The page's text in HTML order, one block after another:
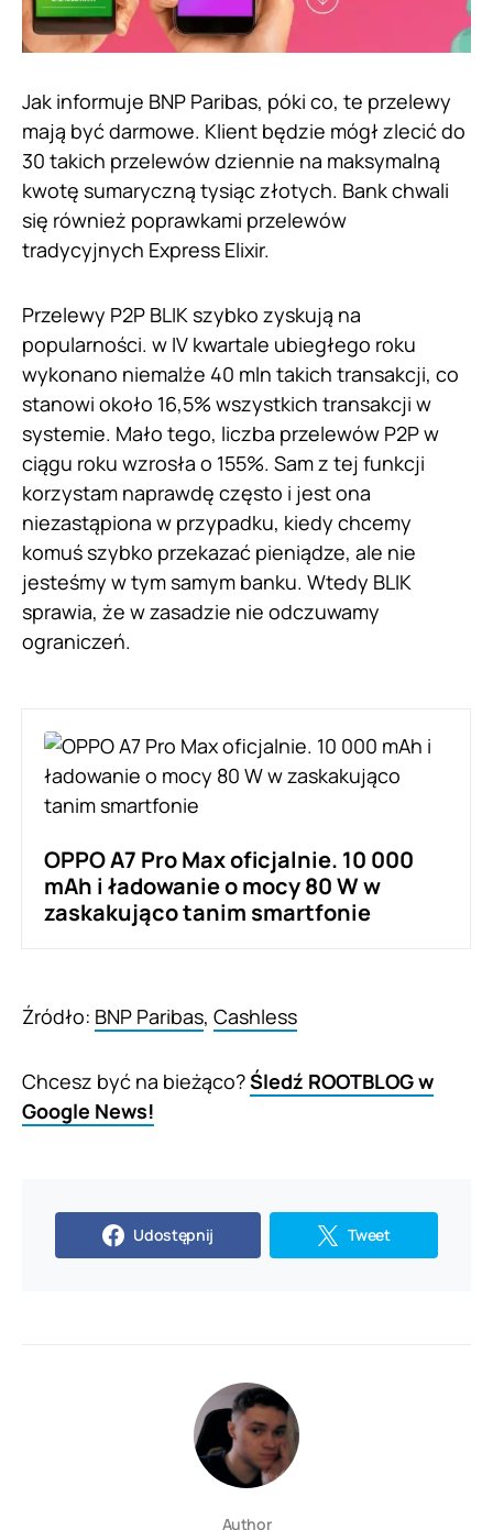
Jak informuje BNP Paribas, póki co, te przelewy
mają być darmowe. Klient będzie mógł zlecić do
30 takich przelewów dziennie na maksymalną
kwotę sumaryczną tysiąc złotych. Bank chwali
się również poprawkami przelewów
tradycyjnych Express Elixir.
Przelewy P2P BLIK szybko zyskują na
popularności. w IV kwartale ubiegłego roku
wykonano niemalże 40 mln takich transakcji, co
stanowi około 16,5% wszystkich transakcji w
systemie. Mało tego, liczba przelewów P2P w
ciągu roku wzrosła o 155%. Sam z tej funkcji
korzystam naprawdę często i jest ona
niezastąpiona w przypadku, kiedy chcemy
komuś szybko przekazać pieniądze, ale nie
jesteśmy w tym samym banku. Wtedy BLIK
sprawia, że w zasadzie nie odczuwamy
ograniczeń.
OPPO A7 Pro Max oficjalnie. 10 000
mAh i ładowanie o mocy 80 W w
zaskakująco tanim smartfonie
Źródło: BNP Paribas, Cashless
Chcesz być na bieżąco?Śledź ROOTBLOG w
Google News!
Udostępnij Tweet
Author